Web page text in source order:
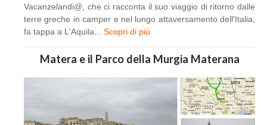
Vacanzelandi@, che ci racconta il suo viaggio di ritorno dalle
terre greche in camper e nel lungo attaversamento dell'Italia,
fa tappa a L'Aquila... Scopri di più
Matera e il Parco della Murgia Materana